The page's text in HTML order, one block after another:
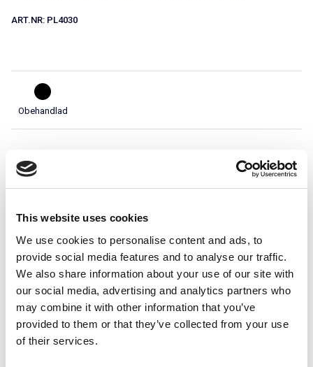
This website uses cookies
We use cookies to personalise content and ads, to
provide social media features and to analyse our traffic.
We also share information about your use of our site with
our social media, advertising and analytics partners who
may combine it with other information that you’ve
provided to them or that they’ve collected from your use
of their services.
ART.NR: PL4030
Obehandlad
Teknisk specifikation
Används i system
Skorstensplattform för Alla tak